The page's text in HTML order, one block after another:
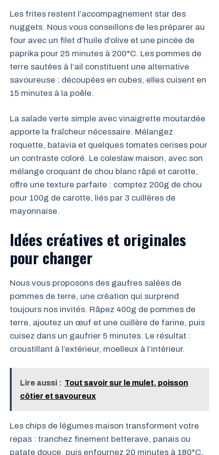
Les frites restent l’accompagnement star des
nuggets. Nous vous conseillons de les préparer au
four avec un filet d’huile d’olive et une pincée de
paprika pour 25 minutes à 200°C. Les pommes de
terre sautées à l’ail constituent une alternative
savoureuse : découpées en cubes, elles cuisent en
15 minutes à la poêle.
La salade verte simple avec vinaigrette moutardée
apporte la fraîcheur nécessaire. Mélangez
roquette, batavia et quelques tomates cerises pour
un contraste coloré. Le coleslaw maison, avec son
mélange croquant de chou blanc râpé et carotte,
offre une texture parfaite : comptez 200g de chou
pour 100g de carotte, liés par 3 cuillères de
mayonnaise.
Idées créatives et originales
pour changer
Nous vous proposons des gaufres salées de
pommes de terre, une création qui surprend
toujours nos invités. Râpez 400g de pommes de
terre, ajoutez un œuf et une cuillère de farine, puis
cuisez dans un gaufrier 5 minutes. Le résultat :
croustillant à l’extérieur, moelleux à l’intérieur.
Lire aussi : Tout savoir sur le mulet, poisson
côtier et savoureux
Les chips de légumes maison transforment votre
repas : tranchez finement betterave, panais ou
patate douce, puis enfournez 20 minutes à 180°C.